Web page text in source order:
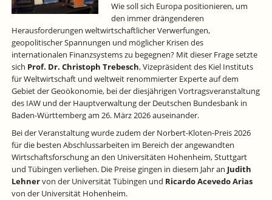
Wie soll sich Europa positionieren, um
den immer drängenderen
Herausforderungen weltwirtschaftlicher Verwerfungen,
geopolitischer Spannungen und möglicher Krisen des
internationalen Finanzsystems zu begegnen? Mit dieser Frage setzte
sich Prof. Dr. Christoph Trebesch, Vizepräsident des Kiel Instituts
für Weltwirtschaft und weltweit renommierter Experte auf dem
Gebiet der Geoökonomie, bei der diesjährigen Vortragsveranstaltung
des IAW und der Hauptverwaltung der Deutschen Bundesbank in
Baden-Württemberg am 26. März 2026 auseinander.
Bei der Veranstaltung wurde zudem der Norbert-Kloten-Preis 2026
für die besten Abschlussarbeiten im Bereich der angewandten
Wirtschaftsforschung an den Universitäten Hohenheim, Stuttgart
und Tübingen verliehen. Die Preise gingen in diesem Jahr an Judith
Lehnervon der Universität Tübingen und Ricardo Acevedo Arias
von der Universität Hohenheim.